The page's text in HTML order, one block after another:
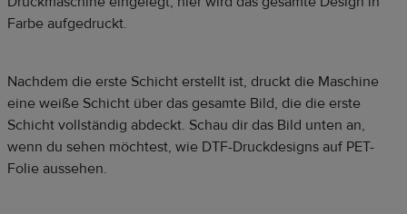
Farbe aufgedruckt.
Nachdem die erste Schicht erstellt ist, druckt die Maschine
eine weiße Schicht über das gesamte Bild, die die erste
Schicht vollständig abdeckt. Schau dir das Bild unten an,
wenn du sehen möchtest, wie DTF-Druckdesigns auf PET-
Folie aussehen.